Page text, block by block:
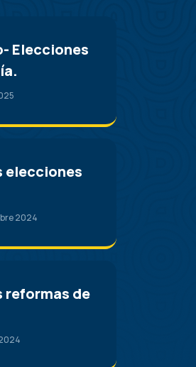
Elecciones
elecciones
2024
reformas de